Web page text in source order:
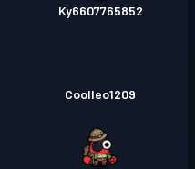
Ky6607765852
Coolleo1209